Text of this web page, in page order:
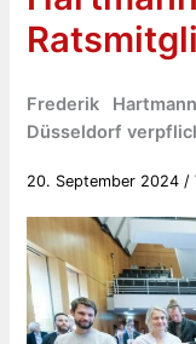
Frederik
Düsseldorf
20. September 2024 /